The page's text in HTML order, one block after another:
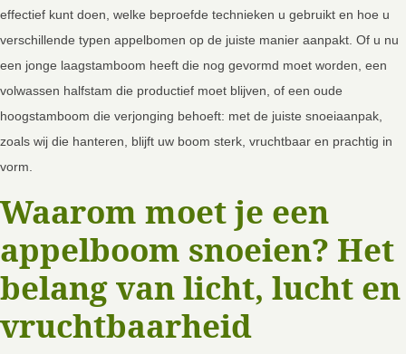
effectief kunt doen, welke beproefde technieken u gebruikt en hoe u
verschillende typen appelbomen op de juiste manier aanpakt. Of u nu
een jonge laagstamboom heeft die nog gevormd moet worden, een
volwassen halfstam die productief moet blijven, of een oude
hoogstamboom die verjonging behoeft: met de juiste snoeiaanpak,
zoals wij die hanteren, blijft uw boom sterk, vruchtbaar en prachtig in
vorm.
Waarom moet je een
appelboom snoeien? Het
belang van licht, lucht en
vruchtbaarheid